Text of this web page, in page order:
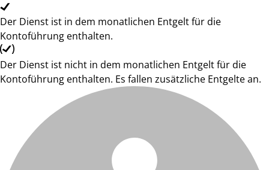
Der Dienst ist in dem monatlichen Entgelt für die
Kontoführung enthalten.
Der Dienst ist nicht in dem monatlichen Entgelt für die
Kontoführung enthalten. Es fallen zusätzliche Entgelte an.